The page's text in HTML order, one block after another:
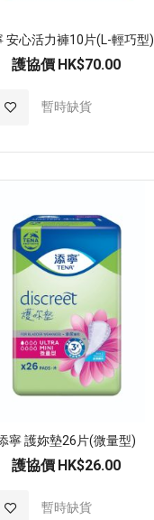
安心活力褲10片(L-輕巧型)
護協價 HK$70.00
暫時缺貨
加
至
望
寧 護妳墊26片(微量型)
護協價 HK$26.00
暫時缺貨
加